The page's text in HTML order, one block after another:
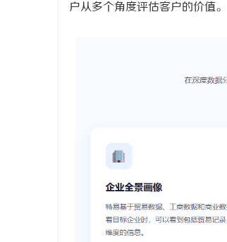
户从多个角度评估客户的价值。